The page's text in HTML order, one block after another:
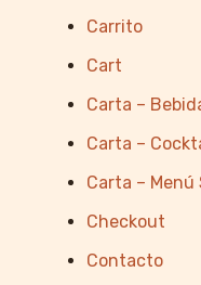
Carrito
Cart
Carta –
Carta –
Carta –
Checkout
Contacto